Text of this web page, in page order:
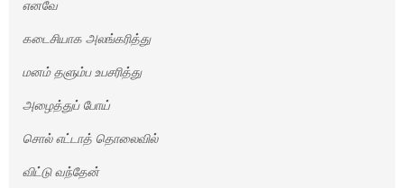
எனவே
கடைசியாக அலங்கரித்து
மனம் தளும்ப உபசரித்து
அழைத்துப் போய்
சொல் எட்டாத் தொலைவில்
விட்டு வந்தேன்